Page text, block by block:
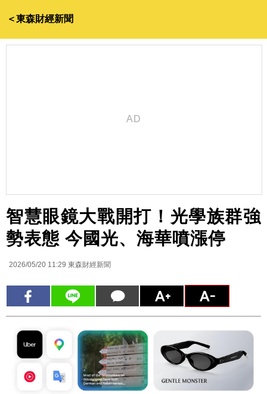
＜東森財經新聞
智慧眼鏡大戰開打！光學族群強
勢表態 今國光、海華噴漲停
2026/05/20 11:29 東森財經新聞